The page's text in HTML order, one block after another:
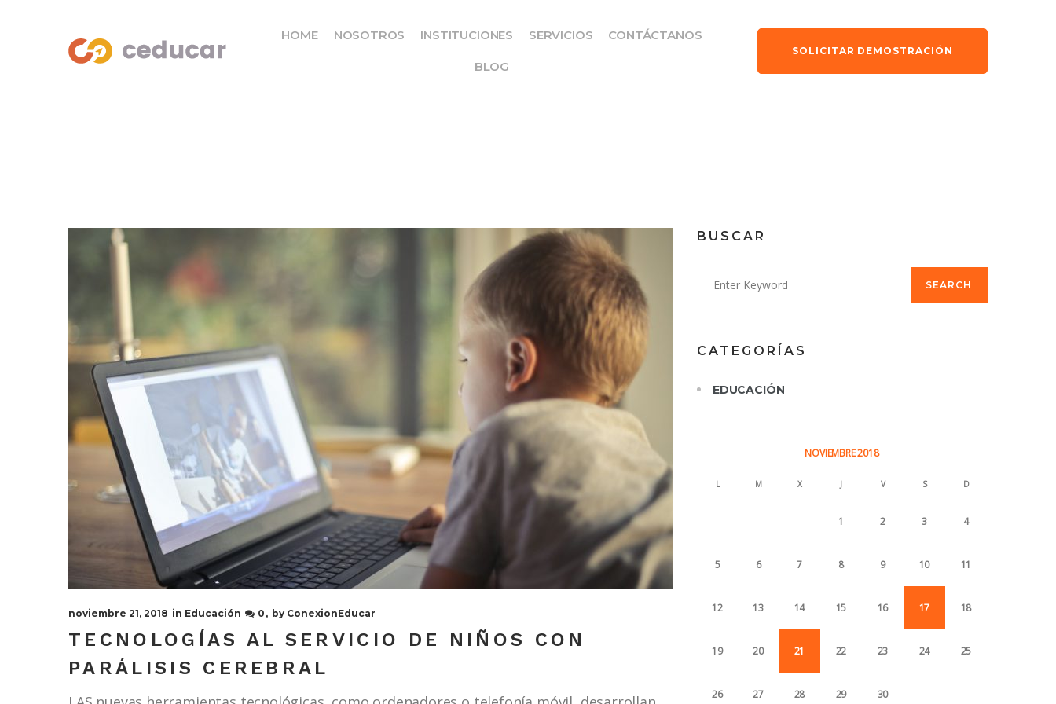
HOME NOSOTROS INSTITUCIONES SERVICIOS CONTÁCTANOS
BLOG
SOLICITAR DEMOSTRACIÓN
noviembre 21, 2018 in Educación 0 by ConexionEducar
TECNOLOGÍAS AL SERVICIO DE NIÑOS CON
PARÁLISIS CEREBRAL
BUSCAR
SEARCH
CATEGORÍAS
EDUCACIÓN
NOVIEMBRE 2018
L M X J V S D
1 2 3 4
5 6 7 8 9 10 11
12 13 14 15 16 17 18
19 20 21 22 23 24 25
26 27 28 29 30